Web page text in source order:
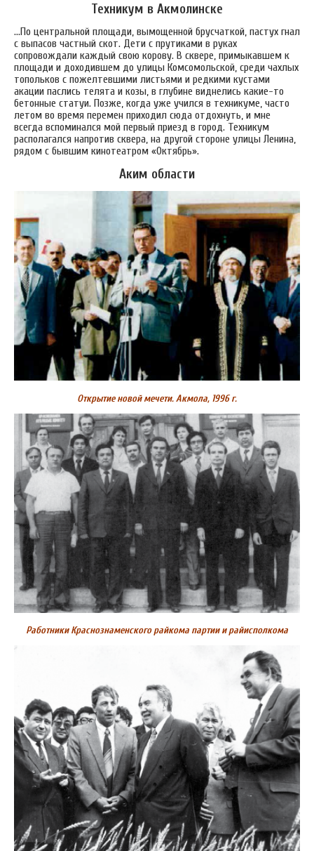
Техникум в Акмолинске
…По центральной площади, вымощенной брусчаткой, пастух гнал
с выпасов частный скот. Дети с прутиками в руках
сопровождали каждый свою корову. В сквере, примыкавшем к
площади и доходившем до улицы Комсомольской, среди чахлых
топольков с пожелтевшими листьями и редкими кустами
акации паслись телята и козы, в глубине виднелись какие-то
бетонные статуи. Позже, когда уже учился в техникуме, часто
летом во время перемен приходил сюда отдохнуть, и мне
всегда вспоминался мой первый приезд в город. Техникум
располагался напротив сквера, на другой стороне улицы Ленина,
рядом с бывшим кинотеатром «Октябрь».
Аким области
Открытие новой мечети. Акмола, 1996 г.
Работники Краснознаменского райкома партии и райисполкома